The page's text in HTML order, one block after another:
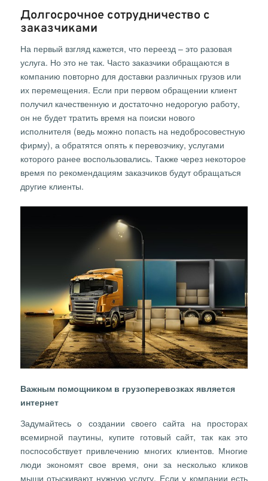
Долгосрочное сотрудничество с
заказчиками
На первый взгляд кажется, что переезд – это разовая
услуга. Но это не так. Часто заказчики обращаются в
компанию повторно для доставки различных грузов или
их перемещения. Если при первом обращении клиент
получил качественную и достаточно недорогую работу,
он не будет тратить время на поиски нового
исполнителя (ведь можно попасть на недобросовестную
фирму), а обратятся опять к перевозчику, услугами
которого ранее воспользовались. Также через некоторое
время по рекомендациям заказчиков будут обращаться
другие клиенты.
Важным помощником в грузоперевозках является
интернет
Задумайтесь о создании своего сайта на просторах
всемирной паутины, купите готовый сайт, так как это
поспособствует привлечению многих клиентов. Многие
люди экономят свое время, они за несколько кликов
мыши отыскивают нужную услугу. Если у компании есть